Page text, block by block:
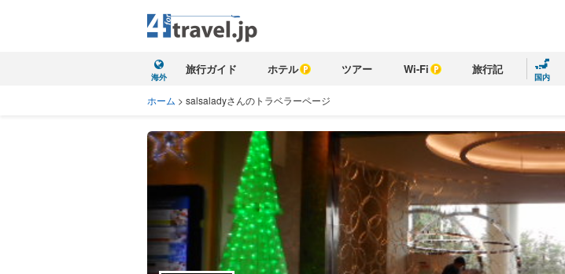
海外
旅行ガイド ホテル ツアー Wi-Fi 旅行記
国内
ホーム > salsaladyさんのトラベラーページ